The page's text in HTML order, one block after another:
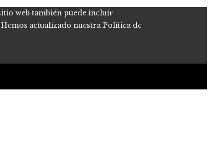
web también puede incluir
actualizado nuestra Política de